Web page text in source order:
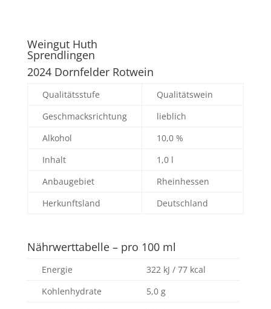
Weingut Huth
Sprendlingen
2024 Dornfelder Rotwein
Qualitätsstufe
Qualitätswein
Geschmacksrichtung
lieblich
Alkohol
10,0 %
Inhalt
1,0 l
Anbaugebiet
Rheinhessen
Herkunftsland
Deutschland
Nährwerttabelle – pro 100 ml
Energie
322 kJ / 77 kcal
Kohlenhydrate
5,0 g